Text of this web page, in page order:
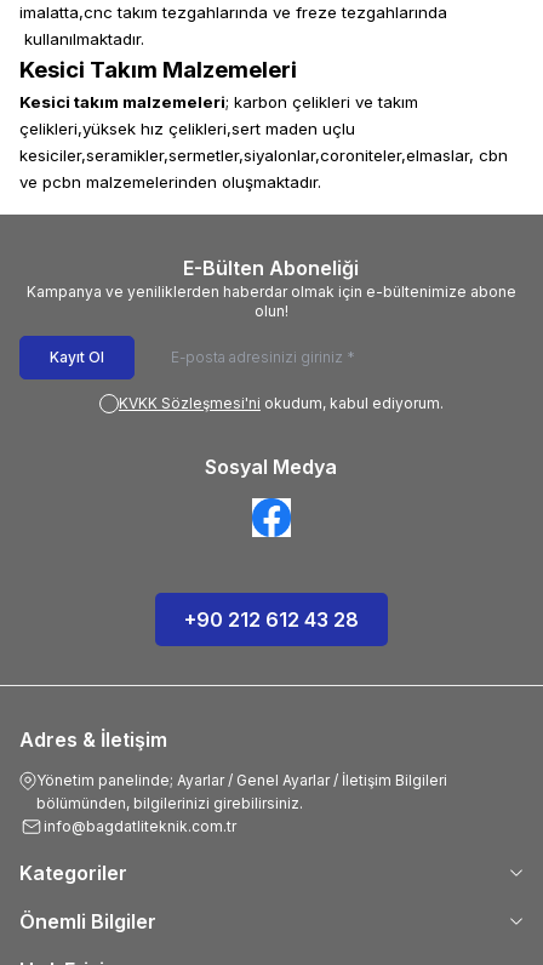
imalatta,cnc takım tezgahlarında ve freze tezgahlarında
kullanılmaktadır.
Kesici Takım Malzemeleri
Kesici takım malzemeleri; karbon çelikleri ve takım
çelikleri,yüksek hız çelikleri,sert maden uçlu
kesiciler,seramikler,sermetler,siyalonlar,coroniteler,elmaslar, cbn
ve pcbn malzemelerinden oluşmaktadır.
E-Bülten Aboneliği
Kampanya ve yeniliklerden haberdar olmak için e-bültenimize abone
olun!
Kayıt Ol
KVKK Sözleşmesi'ni okudum, kabul ediyorum.
Sosyal Medya
+90 212 612 43 28
Adres & İletişim
Yönetim panelinde; Ayarlar / Genel Ayarlar / İletişim Bilgileri
bölümünden, bilgilerinizi girebilirsiniz.
info@bagdatliteknik.com.tr
Kategoriler
Önemli Bilgiler